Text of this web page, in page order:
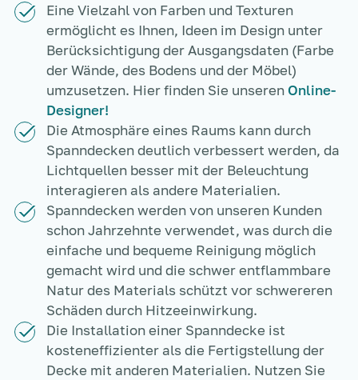
Eine Vielzahl von Farben und Texturen
ermöglicht es Ihnen, Ideen im Design unter
Berücksichtigung der Ausgangsdaten (Farbe
der Wände, des Bodens und der Möbel)
umzusetzen. Hier finden Sie unseren Online-
Designer!
Die Atmosphäre eines Raums kann durch
Spanndecken deutlich verbessert werden, da
Lichtquellen besser mit der Beleuchtung
interagieren als andere Materialien.
Spanndecken werden von unseren Kunden
schon Jahrzehnte verwendet, was durch die
einfache und bequeme Reinigung möglich
gemacht wird und die schwer entflammbare
Natur des Materials schützt vor schwereren
Schäden durch Hitzeeinwirkung.
Die Installation einer Spanndecke ist
kosteneffizienter als die Fertigstellung der
Decke mit anderen Materialien. Nutzen Sie